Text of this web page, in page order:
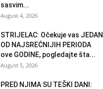
sasvim...
August 4, 2026
STRIJELAC: Očekuje vas JEDAN
OD NAJSREĆNIJIH PERIODA
ove GODINE, pogledajte šta...
August 5, 2026
PRED NJIMA SU TEŠKI DANI: